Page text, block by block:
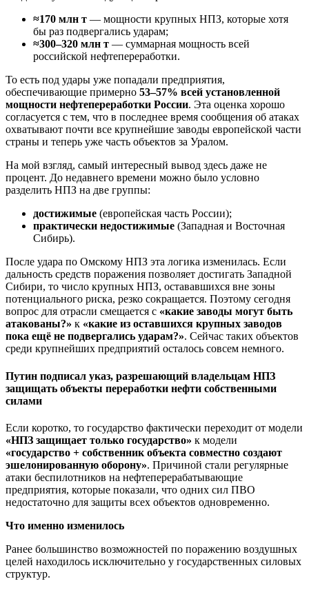
≈170 млн т — мощности крупных НПЗ, которые хотя
бы раз подвергались ударам;
≈300–320 млн т — суммарная мощность всей
российской нефтепереработки.
То есть под удары уже попадали предприятия,
обеспечивающие примерно 53–57% всей установленной
мощности нефтепереработки России. Эта оценка хорошо
согласуется с тем, что в последнее время сообщения об атаках
охватывают почти все крупнейшие заводы европейской части
страны и теперь уже часть объектов за Уралом.
На мой взгляд, самый интересный вывод здесь даже не
процент. До недавнего времени можно было условно
разделить НПЗ на две группы:
достижимые (европейская часть России);
практически недостижимые (Западная и Восточная
Сибирь).
После удара по Омскому НПЗ эта логика изменилась. Если
дальность средств поражения позволяет достигать Западной
Сибири, то число крупных НПЗ, остававшихся вне зоны
потенциального риска, резко сокращается. Поэтому сегодня
вопрос для отрасли смещается с «какие заводы могут быть
атакованы?» к «какие из оставшихся крупных заводов
пока ещё не подвергались ударам?». Сейчас таких объектов
среди крупнейших предприятий осталось совсем немного.
Путин подписал указ, разрешающий владельцам НПЗ
защищать объекты переработки нефти собственными
силами
Если коротко, то государство фактически переходит от модели
«НПЗ защищает только государство» к модели
«государство + собственник объекта совместно создают
эшелонированную оборону». Причиной стали регулярные
атаки беспилотников на нефтеперерабатывающие
предприятия, которые показали, что одних сил ПВО
недостаточно для защиты всех объектов одновременно.
Что именно изменилось
Ранее большинство возможностей по поражению воздушных
целей находилось исключительно у государственных силовых
структур.